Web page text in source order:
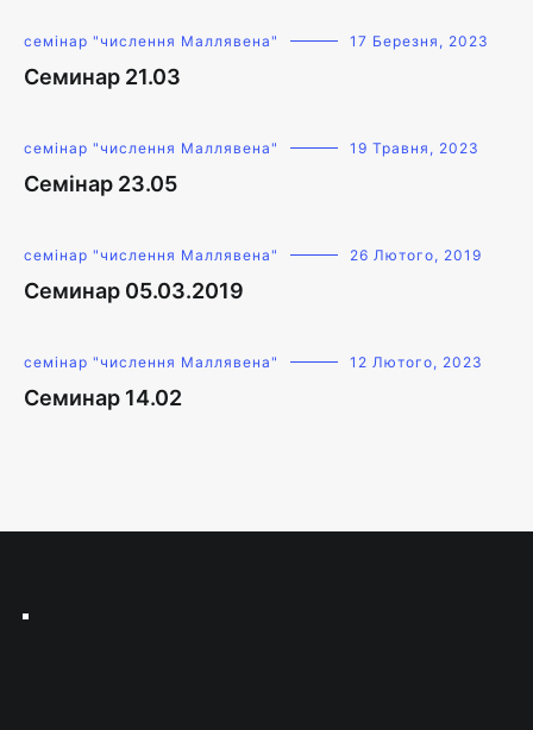
семінар "числення Маллявена" 17 Березня, 2023
Семинар 21.03
семінар "числення Маллявена" 19 Травня, 2023
Семінар 23.05
семінар "числення Маллявена" 26 Лютого, 2019
Семинар 05.03.2019
семінар "числення Маллявена" 12 Лютого, 2023
Семинар 14.02